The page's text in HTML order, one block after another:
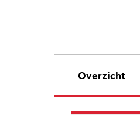
Overzicht